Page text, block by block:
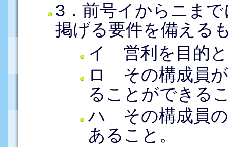
3．前号イからニま
掲げる要件を備える
イ 営利を目的
ロ その構成員
ることができる
ハ その構成員の
あること。